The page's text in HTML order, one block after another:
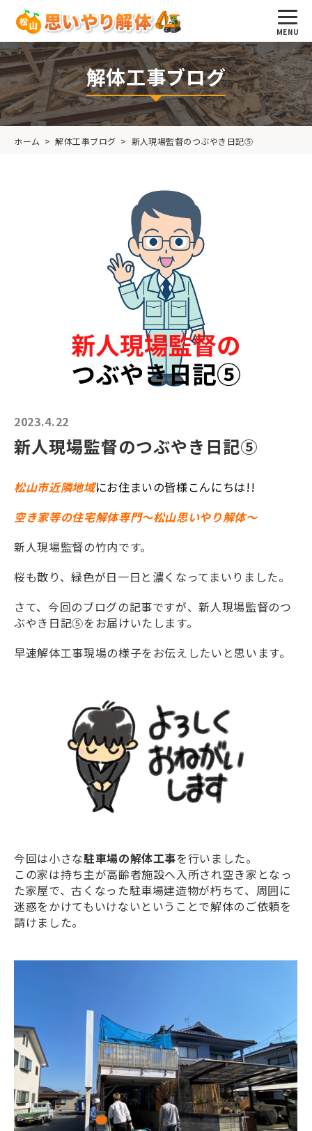
解体工事ブログ
ホーム > 解体工事ブログ > 新人現場監督のつぶやき日記⑤
2023.4.22
新人現場監督のつぶやき日記⑤
松山市近隣地域にお住まいの皆様こんにちは!!
空き家等の住宅解体専門～松山思いやり解体～
新人現場監督の竹内です。
桜も散り、緑色が日一日と濃くなってまいりました。
さて、今回のブログの記事ですが、新人現場監督のつ
ぶやき日記⑤をお届けいたします。
早速解体工事現場の様子をお伝えしたいと思います。
今回は小さな駐車場の解体工事を行いました。
この家は持ち主が高齢者施設へ入所され空き家となっ
た家屋で、古くなった駐車場建造物が朽ちて、周囲に
迷惑をかけてもいけないということで解体のご依頼を
請けました。